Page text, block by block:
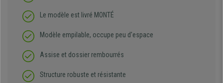
Le modèle est livré MONTÉ
Modèle empilable, occupe peu d'espace
Assise et dossier rembourrés
Structure robuste et résistante